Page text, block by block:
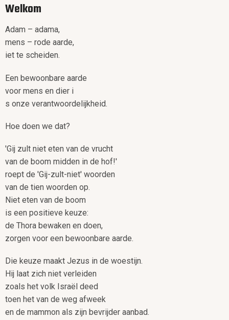
Welkom
Adam – adama,
mens – rode aarde,
iet te scheiden.
Een bewoonbare aarde
voor mens en dier i
s onze verantwoordelijkheid.
Hoe doen we dat?
'Gij zult niet eten van de vrucht
van de boom midden in de hof!'
roept de 'Gij-zult-niet' woorden
van de tien woorden op.
Niet eten van de boom
is een positieve keuze:
de Thora bewaken en doen,
zorgen voor een bewoonbare aarde.
Die keuze maakt Jezus in de woestijn.
Hij laat zich niet verleiden
zoals het volk Israël deed
toen het van de weg afweek
en de mammon als zijn bevrijder aanbad.